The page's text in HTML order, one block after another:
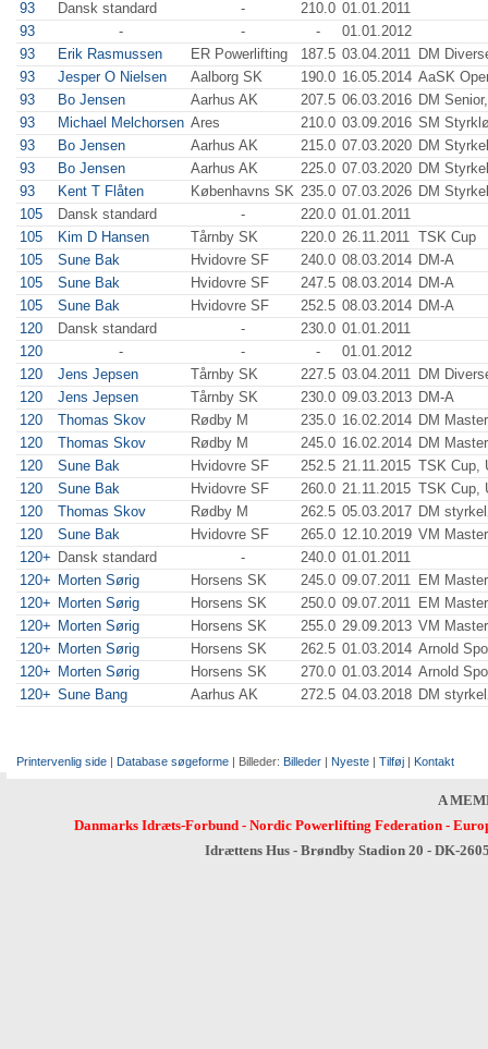
93
Dansk standard - 210.0 01.01.2011
93
- - -
01.01.2012
93
Erik Rasmussen ER Powerlifting 187.5 03.04.2011 DM
93
Jesper O Nielsen Aalborg SK 190.0 16.05.2014 AaSK
93
Bo Jensen Aarhus AK 207.5 06.03.2016 DM
93
Michael Melchorsen Ares 210.0 03.09.2016 SM
93
Bo Jensen Aarhus AK 215.0 07.03.2020 DM
93
Bo Jensen Aarhus AK 225.0 07.03.2020 DM
93
Kent T Flåten Københavns SK 235.0 07.03.2026 DM
105
Dansk standard - 220.0 01.01.2011
105
Kim D Hansen Tårnby SK 220.0 26.11.2011 TSK Cup
105
Sune Bak Hvidovre SF 240.0 08.03.2014 DM-A
105
Sune Bak Hvidovre SF 247.5 08.03.2014 DM-A
105
Sune Bak Hvidovre SF 252.5 08.03.2014 DM-A
120
Dansk standard - 230.0 01.01.2011
120
- - -
01.01.2012
120
Jens Jepsen Tårnby SK 227.5 03.04.2011 DM
120
Jens Jepsen Tårnby SK 230.0 09.03.2013 DM-A
120
Thomas Skov Rødby M 235.0 16.02.2014 DM
120
Thomas Skov Rødby M 245.0 16.02.2014 DM
120
Sune Bak Hvidovre SF 252.5 21.11.2015 TSK Cup,
120
Sune Bak Hvidovre SF 260.0 21.11.2015 TSK Cup,
120
Thomas Skov Rødby M 262.5 05.03.2017 DM
120
Sune Bak Hvidovre SF 265.0 12.10.2019 VM
120+ Dansk standard - 240.0 01.01.2011
120+ Morten Sørig Horsens SK 245.0 09.07.2011 EM
120+ Morten Sørig Horsens SK 250.0 09.07.2011 EM
120+ Morten Sørig Horsens SK 255.0 29.09.2013 VM
120+ Morten Sørig Horsens SK 262.5 01.03.2014 Arnold
120+ Morten Sørig Horsens SK 270.0 01.03.2014 Arnold
120+ Sune Bang Aarhus AK 272.5 04.03.2018 DM
Printervenlig side | Database søgeforme | Billeder: Billeder | Nyeste | Tilføj | Kontakt
A
Danmarks Idræts-Forbund- Nordic Powerlifting Federation-
Idrættens Hus - Brøndby Stadion 20 - DK-